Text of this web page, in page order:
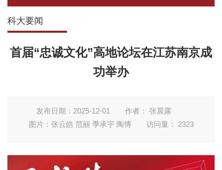
科大要闻
首届“忠诚文化”高地论坛在江苏南京成
功举办
发布日期：2025-12-01
作者： 张晨露
图片：张云皓 范丽 季承宇 陶博
访问量： 2323